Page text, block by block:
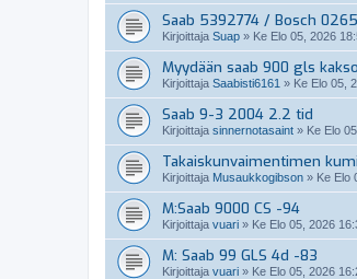
Saab 5392774 / Bosch
Kirjoittaja Suap » Ke Elo 05, 2026
Myydään saab 900 gls
Kirjoittaja Saabisti6161 » Ke Elo 05,
Saab 9-3 2004 2.2 tid
Kirjoittaja sinnernotasaint » Ke Elo
Takaiskunvaimentimen
Kirjoittaja Musaukkogibson » Ke Elo
M:Saab 9000 CS -94
Kirjoittaja vuari » Ke Elo 05, 2026
M: Saab 99 GLS 4d -83
Kirjoittaja vuari » Ke Elo 05, 2026